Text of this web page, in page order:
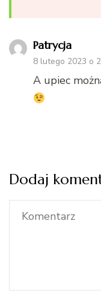
Patrycja
8 lutego 2023 o
A upiec
Dodaj